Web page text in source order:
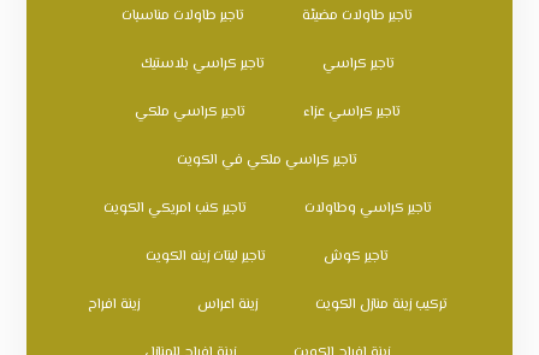
تاجير طاولات مضيئة تاجير طاولات مناسبات
تاجير كراسي تاجير كراسي بلاستيك
تاجير كراسي عزاء تاجير كراسي ملكي
تاجير كراسي ملكي في الكويت
تاجير كراسي وطاولات تاجير كنب امريكي الكويت
تاجير كوش تاجير ليتات زينه الكويت
تركيب زينة منازل الكويت زينة اعراس زينة افراح